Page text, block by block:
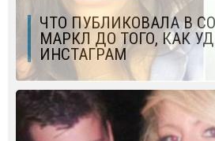
ЧТО ПУБЛИКОВАЛА В
МАРКЛ ДО ТОГО, КАК
ИНСТАГРАМ